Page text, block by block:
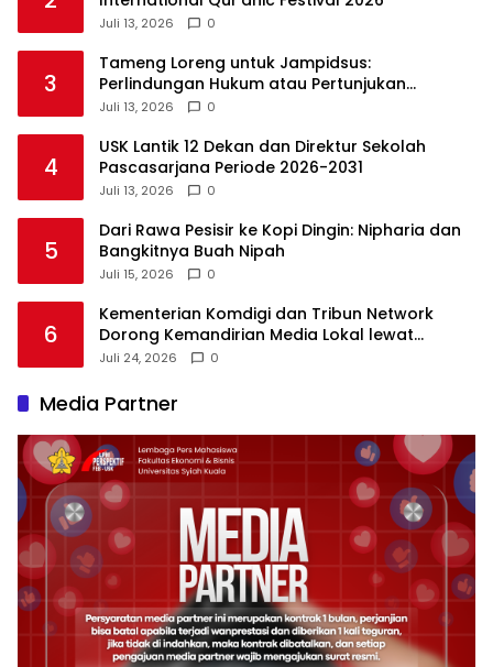
Juli 13, 2026 0
3
Tameng Loreng untuk Jampidsus:
Perlindungan Hukum atau Pertunjukan
Kekuasaan?
Juli 13, 2026 0
4
USK Lantik 12 Dekan dan Direktur Sekolah
Pascasarjana Periode 2026-2031
Juli 13, 2026 0
5
Dari Rawa Pesisir ke Kopi Dingin: Nipharia dan
Bangkitnya Buah Nipah
Juli 15, 2026 0
6
Kementerian Komdigi dan Tribun Network
Dorong Kemandirian Media Lokal lewat
Workshop di Banda Aceh
Juli 24, 2026 0
Media Partner